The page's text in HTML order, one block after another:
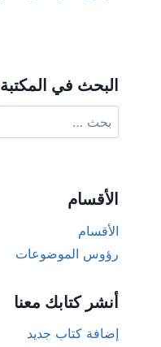
البحث في المكتبة
عن:
الأقسام
الأقسام
رؤوس الموضوعات
أنشر كتابك معنا
إضافة كتاب جديد